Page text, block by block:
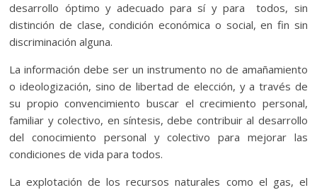
desarrollo óptimo y adecuado para sí y para todos, sin
distinción de clase, condición económica o social, en fin sin
discriminación alguna.
La información debe ser un instrumento no de amañamiento
o ideologización, sino de libertad de elección, y a través de
su propio convencimiento buscar el crecimiento personal,
familiar y colectivo, en síntesis, debe contribuir al desarrollo
del conocimiento personal y colectivo para mejorar las
condiciones de vida para todos.
La explotación de los recursos naturales como el gas, el